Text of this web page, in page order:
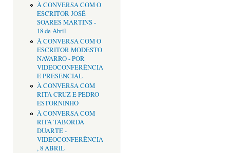
À CONVERSA COM O
ESCRITOR JOSÉ
SOARES MARTINS -
18 de Abril
À CONVERSA COM O
ESCRITOR MODESTO
NAVARRO - POR
VIDEOCONFERÊNCIA
E PRESENCIAL
À CONVERSA COM
RITA CRUZ E PEDRO
ESTORNINHO
À CONVERSA COM
RITA TABORDA
DUARTE -
VIDEOCONFERÊNCIA
, 8 ABRIL